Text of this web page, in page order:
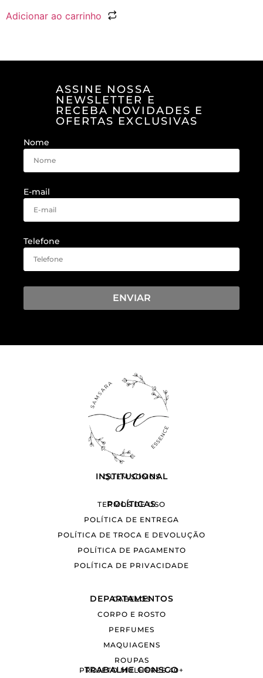
Adicionar ao carrinho
ASSINE NOSSA
NEWSLETTER E
RECEBA NOVIDADES E
OFERTAS EXCLUSIVAS
Nome
E-mail
Telefone
ENVIAR
INSTITUCIONAL
QUEM SOMOS
POLÍTICAS
TERMOS DE USO
POLÍTICA DE ENTREGA
POLÍTICA DE TROCA E DEVOLUÇÃO
POLÍTICA DE PAGAMENTO
POLÍTICA DE PRIVACIDADE
DEPARTAMENTOS
CABELOS
CORPO E ROSTO
PERFUMES
MAQUIAGENS
ROUPAS
TRABALHE CONSCO
PROJETO MULHERES 40+